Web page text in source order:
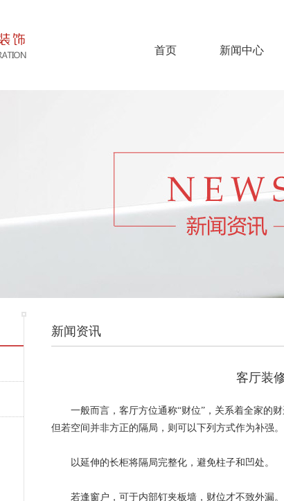
首页 新闻中心
新闻资讯
客厅装
一般而言，客厅方位通称“财位”，关系着全家的财
但若空间并非方正的隔局，则可以下列方式作为补强。
以延伸的长柜将隔局完整化，避免柱子和凹处。
若逢窗户，可于内部钉夹板墙，财位才不致外漏。